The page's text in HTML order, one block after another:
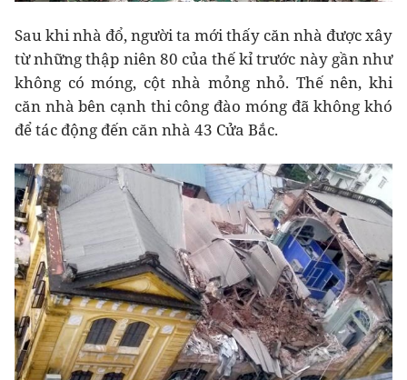
Sau khi nhà đổ, người ta mới thấy căn nhà được xây
từ những thập niên 80 của thế kỉ trước này gần như
không có móng, cột nhà mỏng nhỏ. Thế nên, khi
căn nhà bên cạnh thi công đào móng đã không khó
để tác động đến căn nhà 43 Cửa Bắc.